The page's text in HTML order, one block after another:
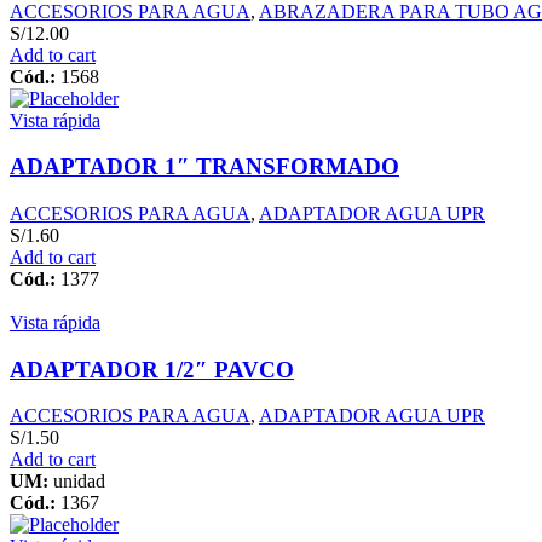
ACCESORIOS PARA AGUA, ABRAZADERA PARA TUBO
S/12.00
Add to cart
Cód.: 1568
Vista rápida
ADAPTADOR 1″ TRANSFORMADO
ACCESORIOS PARA AGUA, ADAPTADOR AGUA UPR
S/1.60
Add to cart
Cód.: 1377
Vista rápida
ADAPTADOR 1/2″ PAVCO
ACCESORIOS PARA AGUA, ADAPTADOR AGUA UPR
S/1.50
Add to cart
UM: unidad
Cód.: 1367